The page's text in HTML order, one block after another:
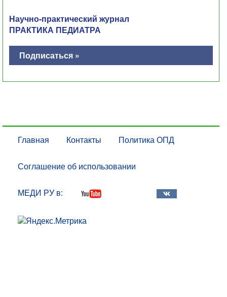
Научно-практический журнал
ПРАКТИКА ПЕДИАТРА
Подписаться »
Главная Контакты Политика ОПД
Соглашение об использовании
МЕДИ РУ в: